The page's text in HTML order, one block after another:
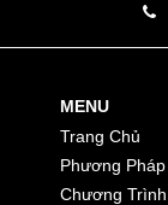
MENU
Trang Chủ
Phương Pháp
Chương Trình